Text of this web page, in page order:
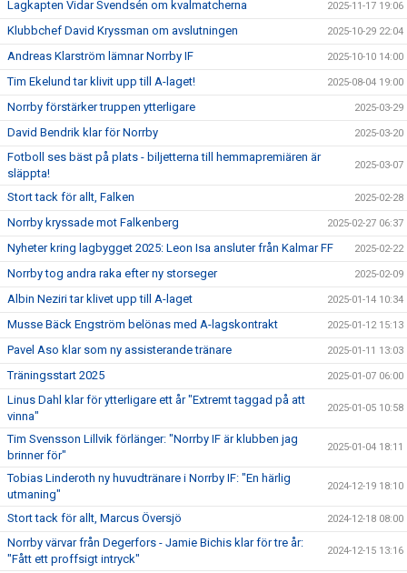
Lagkapten Vidar Svendsén om kvalmatcherna 2025-11-17 19:06
Klubbchef David Kryssman om avslutningen 2025-10-29 22:04
Andreas Klarström lämnar Norrby IF 2025-10-10 14:00
Tim Ekelund tar klivit upp till A-laget! 2025-08-04 19:00
Norrby förstärker truppen ytterligare 2025-03-29
David Bendrik klar för Norrby 2025-03-20
Fotboll ses bäst på plats - biljetterna till hemmapremiären är
släppta!
2025-03-07
Stort tack för allt, Falken 2025-02-28
Norrby kryssade mot Falkenberg 2025-02-27 06:37
Nyheter kring lagbygget 2025: Leon Isa ansluter från Kalmar FF 2025-02-22
Norrby tog andra raka efter ny storseger 2025-02-09
Albin Neziri tar klivet upp till A-laget 2025-01-14 10:34
Musse Bäck Engström belönas med A-lagskontrakt 2025-01-12 15:13
Pavel Aso klar som ny assisterande tränare 2025-01-11 13:03
Träningsstart 2025 2025-01-07 06:00
Linus Dahl klar för ytterligare ett år "Extremt taggad på att
vinna"
2025-01-05 10:58
Tim Svensson Lillvik förlänger: "Norrby IF är klubben jag
brinner för"
2025-01-04 18:11
Tobias Linderoth ny huvudtränare i Norrby IF: "En härlig
utmaning"
2024-12-19 18:10
Stort tack för allt, Marcus Översjö 2024-12-18 08:00
Norrby värvar från Degerfors - Jamie Bichis klar för tre år:
"Fått ett proffsigt intryck"
2024-12-15 13:16